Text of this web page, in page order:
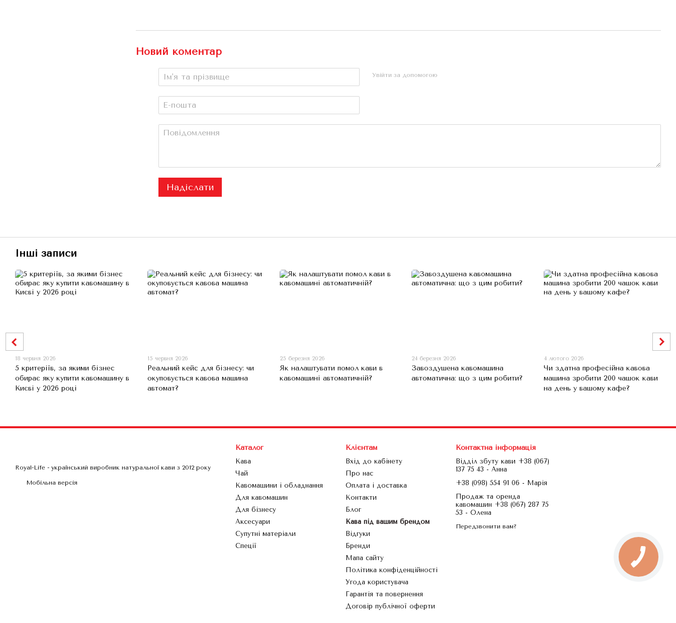
Новий коментар
Увійти за допомогою
Надіслати
Інші записи
18 червня 2026
5 критеріїв, за якими бізнес
обирає яку купити кавомашину в
Києві у 2026 році
15 червня 2026
Реальний кейс для бізнесу: чи
окуповується кавова машина
автомат?
25 березня 2026
Як налаштувати помол кави в
кавомашині автоматичній?
24 березня 2026
Завоздушена кавомашина
автоматична: що з цим робити?
4 лютого 2026
Чи здатна професійна кавова
машина зробити 200 чашок кави
на день у вашому кафе?
Royal-Life - український виробник натуральної кави з 2012 року
Мобільна версія
Каталог
Кава
Чай
Кавомашини і обладнання
Для кавомашин
Для бізнесу
Аксесуари
Супутні матеріали
Спеції
Клієнтам
Вхід до кабінету
Про нас
Оплата і доставка
Контакти
Блог
Кава під вашим брендом
Відгуки
Бренди
Мапа сайту
Політика конфіденційності
Угода користувача
Гарантія та повернення
Договір публічної оферти
Контактна інформація
Відділ збуту кави +38 (067)
137 75 43 - Анна
+38 (098) 554 91 06 - Марія
Продаж та оренда
кавомашин +38 (067) 287 75
53 - Олена
Передзвонити вам?